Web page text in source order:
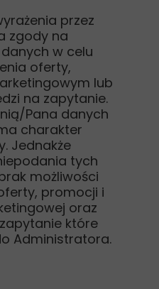
przez
zgody na
w celu
oferty,
lub
na zapytanie.
Pana danych
charakter
Jednakże
tych
możliwości
promocji i
oraz
które
Administratora.